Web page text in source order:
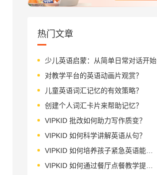
热门文章
少儿英语启蒙：从简单日常对话开始
对教学平台的英语动画片观赏？
儿童英语词汇记忆的有效策略？
创建个人词汇卡片来帮助记忆？
VIPKID 批改如何助力写作质变？
VIPKID 如何科学讲解英语从句？
VIPKID 如何培养孩子紧急英语能力？
VIPKID 如何通过餐厅点餐教学提升少儿英语应用能力？